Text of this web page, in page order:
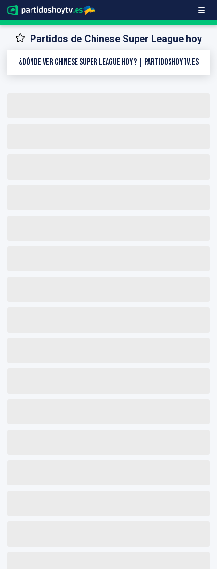
Partidos de Chinese Super League hoy
¿Dónde ver Chinese Super League hoy? | PartidosHoyTV.es